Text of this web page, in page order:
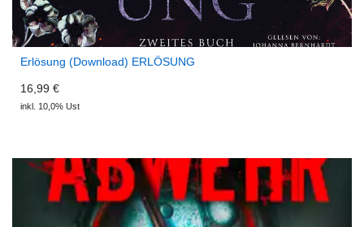
Erlösung (Download) ERLÖSUNG
16,99 €
inkl. 10,0% Ust